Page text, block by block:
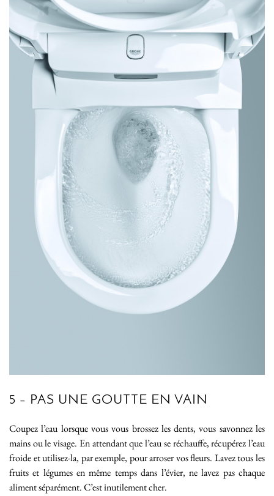
5 – PAS UNE GOUTTE EN VAIN
Coupez l’eau lorsque vous vous brossez les dents, vous savonnez les
mains ou le visage. En attendant que l’eau se réchauffe, récupérez l’eau
froide et utilisez-la, par exemple, pour arroser vos fleurs. Lavez tous les
fruits et légumes en même temps dans l’évier, ne lavez pas chaque
aliment séparément. C’est inutilement cher.